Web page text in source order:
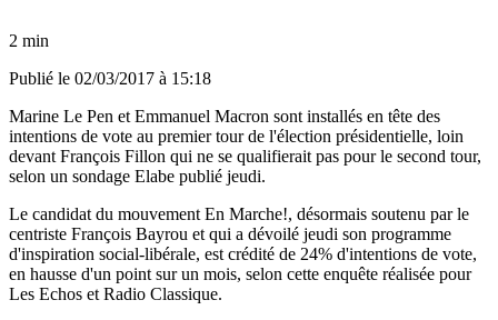
2 min
Publié le 02/03/2017 à 15:18
Marine Le Pen et Emmanuel Macron sont installés en tête des
intentions de vote au premier tour de l'élection présidentielle, loin
devant François Fillon qui ne se qualifierait pas pour le second tour,
selon un sondage Elabe publié jeudi.
Le candidat du mouvement En Marche!, désormais soutenu par le
centriste François Bayrou et qui a dévoilé jeudi son programme
d'inspiration social-libérale, est crédité de 24% d'intentions de vote,
en hausse d'un point sur un mois, selon cette enquête réalisée pour
Les Echos et Radio Classique.